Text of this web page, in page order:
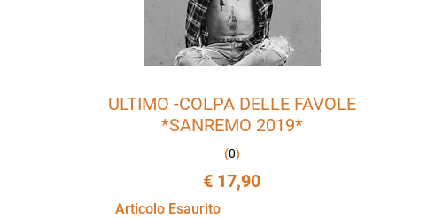
ULTIMO -COLPA DELLE FAVOLE
*SANREMO 2019*
(0)
€ 17,90
Articolo Esaurito